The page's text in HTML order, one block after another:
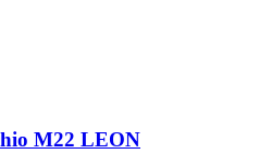
M22 LEON